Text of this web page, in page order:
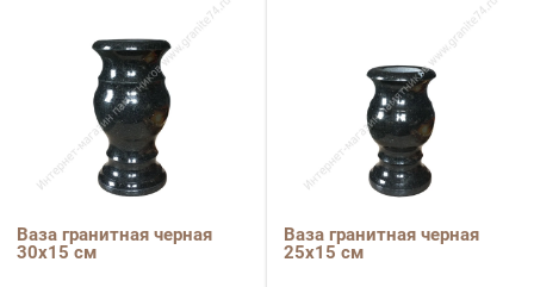
Ваза гранитная черная
30х15 см
Ваза гранитная черная
25х15 см